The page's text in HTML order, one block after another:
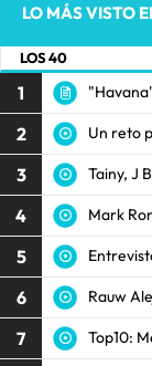
LO MÁS VISTO
LOS 40
1
2 Un reto
3 Tainy, J
4 Mark
5
6 Rauw
7 Top10: